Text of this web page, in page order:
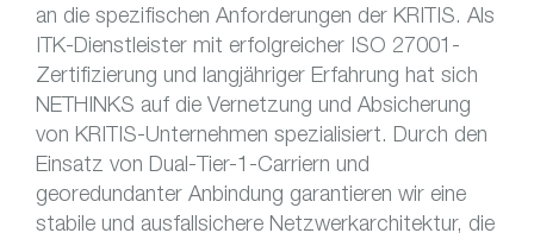
an die spezifischen Anforderungen der KRITIS. Als
ITK-Dienstleister mit erfolgreicher ISO 27001-
Zertifizierung und langjähriger Erfahrung hat sich
NETHINKS auf die Vernetzung und Absicherung
von KRITIS-Unternehmen spezialisiert. Durch den
Einsatz von Dual-Tier-1-Carriern und
georedundanter Anbindung garantieren wir eine
stabile und ausfallsichere Netzwerkarchitektur, die